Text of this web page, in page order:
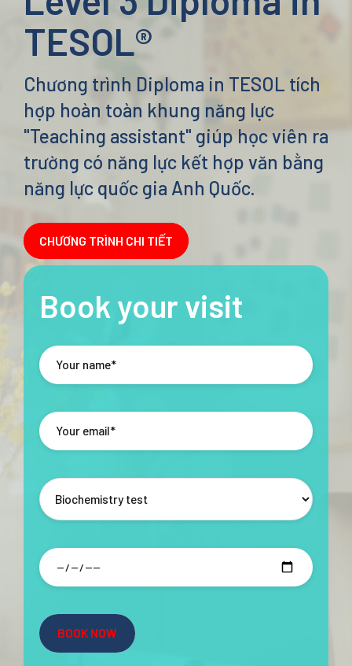
Nhiệm vụ 8: Hỗ trợ phát triển toàn diện về xã hội, cảm xúc
và sức khỏe tâm thần
Nhiệm vụ 9: Giảng dạy cá nhân và nhóm nhỏ
Nhiệm vụ 10: Hỗ trợ đánh giá và lập kế hoạch học tập
Nhiệm vụ 11: Góp phần xây dựng môi trường học tập an toàn
và hấp dẫn
Nhiệm vụ 12: Hỗ trợ hoặc dẫn dắt các hoạt động ngoại khóa
và tăng cường học tập
TESOL®
Chương trình Diploma in TESOL tích
hợp hoàn toàn khung năng lực
"Teaching assistant" giúp học viên ra
trường có năng lực kết hợp văn bằng
năng lực quốc gia Anh Quốc.
CHƯƠNG TRÌNH CHI TIẾT
Book your visit